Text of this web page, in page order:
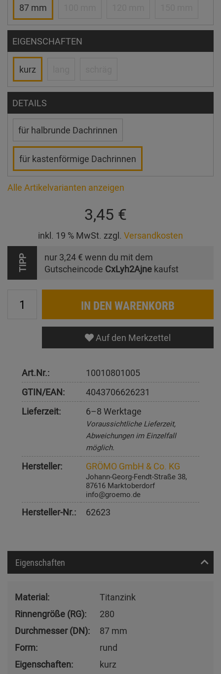
87 mm
EIGENSCHAFTEN
kurz
DETAILS
für halbrunde Dachrinnen
für kastenförmige Dachrinnen
Alle Artikelvarianten anzeigen
3,45 €
inkl. 19 % MwSt. zzgl. Versandkosten
TIPP nur 3,24 € wenn du mit dem
Gutscheincode CxLyh2Ajne kaufst
IN DEN WARENKORB
Auf den Merkzettel
Art.Nr.:
10010801005
GTIN/EAN:
4043706626231
Lieferzeit:
6–8 Werktage
Voraussichtliche Lieferzeit,
Abweichungen im Einzelfall
möglich.
Hersteller: GRÖMO GmbH & Co. KG
Johann-Georg-Fendt-Straße 38,
87616 Marktoberdorf
info@groemo.de
Hersteller-Nr.: 62623
Eigenschaften
Material:
Titanzink
Rinnengröße (RG):
280
Durchmesser (DN):
87 mm
Form:
rund
Eigenschaften:
kurz